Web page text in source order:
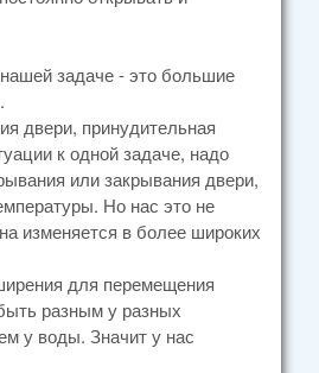
задаче - это большие
двери, принудительная
к одной задаче, надо
или закрывания двери,
Но нас это не
изменяется в более широких
для перемещения
разным у разных
у воды. Значит у нас